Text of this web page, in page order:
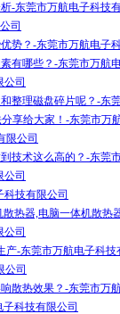
-东莞市万航电子科技
司
势？-东莞市万航电子
有哪些？-东莞市万航
司
整理磁盘碎片呢？-东
享给大家！-东莞市万
限公司
技术这么高的？-东莞
司
技有限公司
热器,电脑一体机散热
司
产-东莞市万航电子科
公司
散热效果？-东莞市万
子科技有限公司